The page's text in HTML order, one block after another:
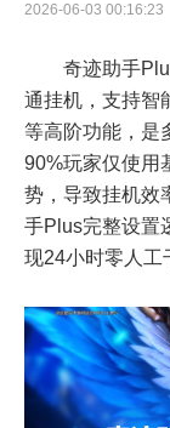
2026-06-03 00:16:23
奇迹助手
通挂机，支持智
等高阶功能，是
90%玩家仅使用
势，导致挂机效
手Plus完整设置
现24小时零人工